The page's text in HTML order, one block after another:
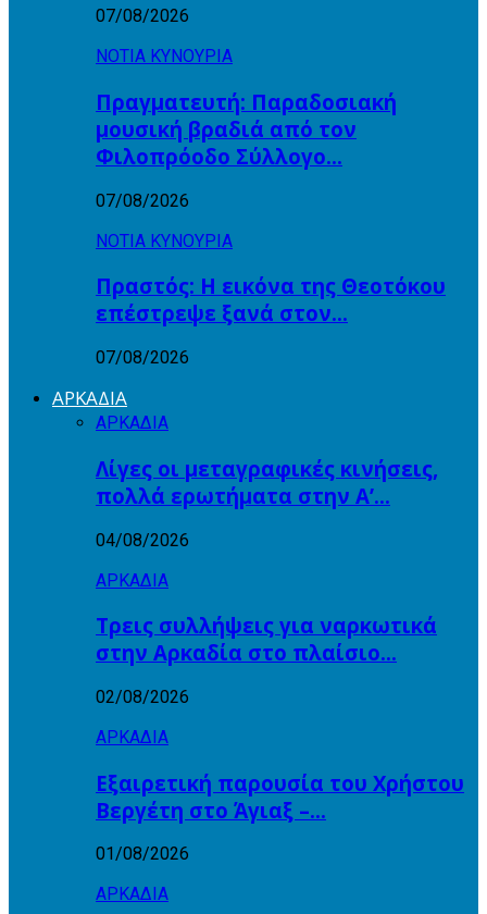
07/08/2026
ΝΟΤΙΑ ΚΥΝΟΥΡΙΑ
Πραγματευτή: Παραδοσιακή
μουσική βραδιά από τον
Φιλοπρόοδο Σύλλογο…
07/08/2026
ΝΟΤΙΑ ΚΥΝΟΥΡΙΑ
Πραστός: Η εικόνα της Θεοτόκου
επέστρεψε ξανά στον…
07/08/2026
ΑΡΚΑΔΙΑ
ΑΡΚΑΔΙΑ
Λίγες οι μεταγραφικές κινήσεις,
πολλά ερωτήματα στην Α’…
04/08/2026
ΑΡΚΑΔΙΑ
Τρεις συλλήψεις για ναρκωτικά
στην Αρκαδία στο πλαίσιο…
02/08/2026
ΑΡΚΑΔΙΑ
Εξαιρετική παρουσία του Χρήστου
Βεργέτη στο Άγιαξ –…
01/08/2026
ΑΡΚΑΔΙΑ